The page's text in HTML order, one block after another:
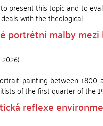
present this topic and to
with the theological ...
portrétní malby
,2026)
painting between 1800
of the first quarter of the
reflexe